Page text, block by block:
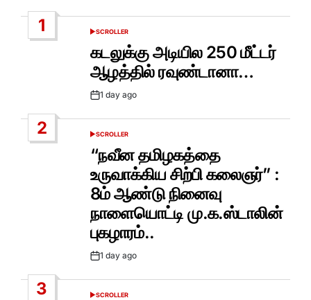
1
POSTED
SCROLLER
கடலுக்கு அடியில 250 மீட்டர்
ஆழத்தில் ரவுண்டானா…
Post1 day ago
2
POSTED
IN
SCROLLER
“நவீன தமிழகத்தை
உருவாக்கிய சிற்பி கலைஞர்” :
8ம் ஆண்டு நினைவு
நாளையொட்டி மு.க.ஸ்டாலின்
புகழாரம்..
Post1 day ago
3
POSTED
SCROLLER